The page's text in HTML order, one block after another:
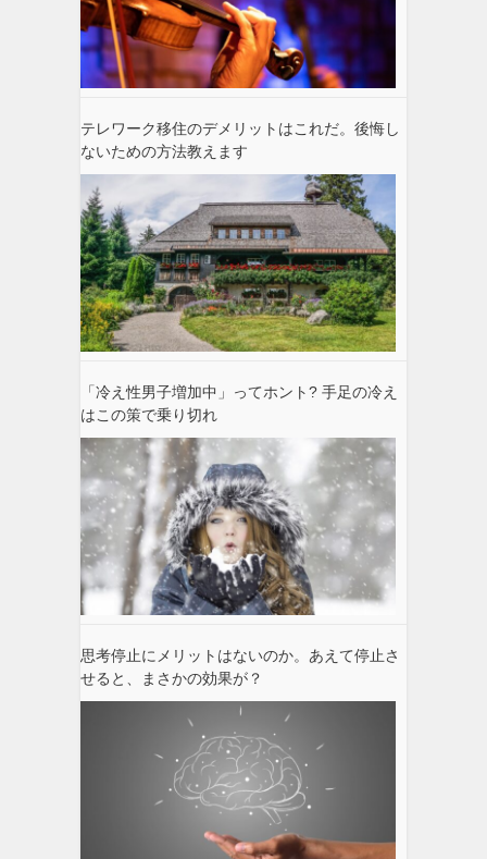
テレワーク移住のデメリットはこれだ。後悔し
ないための方法教えます
「冷え性男子増加中」ってホント? 手足の冷え
はこの策で乗り切れ
思考停止にメリットはないのか。あえて停止さ
せると、まさかの効果が？